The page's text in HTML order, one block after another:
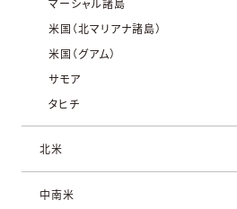
米国（北マリアナ諸島）
米国（グアム）
サモア
タヒチ
北米
中南米